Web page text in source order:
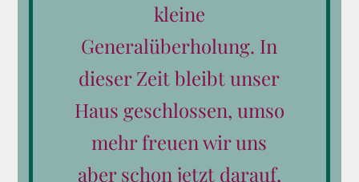
| Dezember 21st, 2018 | Unkategorisiert
kleine
Generalüberholung. In
dieser Zeit bleibt unser
Haus geschlossen, umso
mehr freuen wir uns
aber schon jetzt darauf,